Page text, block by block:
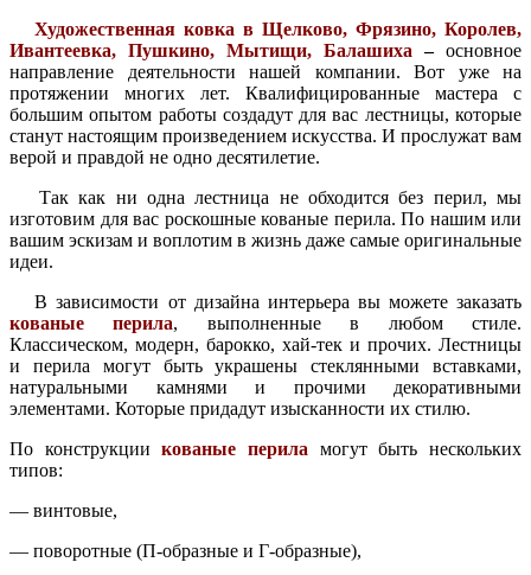
Художественная ковка в Щелково, Фрязино, Королев,
Ивантеевка, Пушкино, Мытищи, Балашиха –основное
направление деятельности нашей компании. Вот уже на
протяжении многих лет. Квалифицированные мастера с
большим опытом работы создадут для вас лестницы, которые
станут настоящим произведением искусства. И прослужат вам
верой и правдой не одно десятилетие.
Так как ни одна лестница не обходится без перил, мы
изготовим для вас роскошные кованые перила. По нашим или
вашим эскизам и воплотим в жизнь даже самые оригинальные
идеи.
В зависимости от дизайна интерьера вы можете заказать
кованые перила, выполненные в любом стиле.
Классическом, модерн, барокко, хай-тек и прочих. Лестницы
и перила могут быть украшены стеклянными вставками,
натуральными камнями и прочими декоративными
элементами. Которые придадут изысканности их стилю.
По конструкциикованые перила могут быть нескольких
типов:
— винтовые,
— поворотные (П-образные и Г-образные),